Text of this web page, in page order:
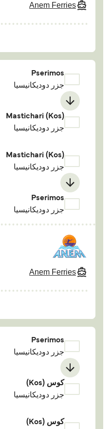
Anem Ferries
Pserimos
جزر دوديكانيسيا
Mastichari (Kos)
جزر دوديكانيسيا
Mastichari (Kos)
جزر دوديكانيسيا
Pserimos
جزر دوديكانيسيا
Anem Ferries
Pserimos
جزر دوديكانيسيا
كوس (Kos)
جزر دوديكانيسيا
كوس (Kos)